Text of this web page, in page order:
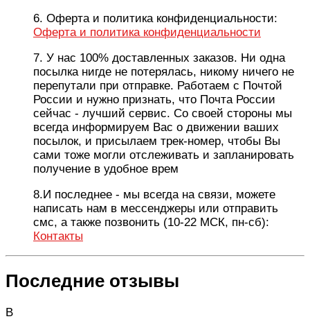
6. Оферта и политика конфиденциальности:
Оферта и политика конфиденциальности
7. У нас 100% доставленных заказов. Ни одна
посылка нигде не потерялась, никому ничего не
перепутали при отправке. Работаем с Почтой
России и нужно признать, что Почта России
сейчас - лучший сервис. Со своей стороны мы
всегда информируем Вас о движении ваших
посылок, и присылаем трек-номер, чтобы Вы
сами тоже могли отслеживать и запланировать
получение в удобное врем
8.И последнее - мы всегда на связи, можете
написать нам в мессенджеры или отправить
смс, а также позвонить (10-22 МСК, пн-сб):
Контакты
Последние отзывы
В